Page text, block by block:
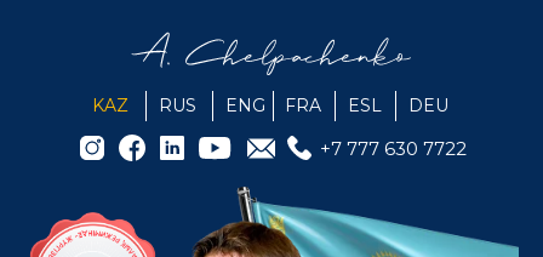
+7 777 630 7722
RUS
KAZ ENG ESL DEU
FRA